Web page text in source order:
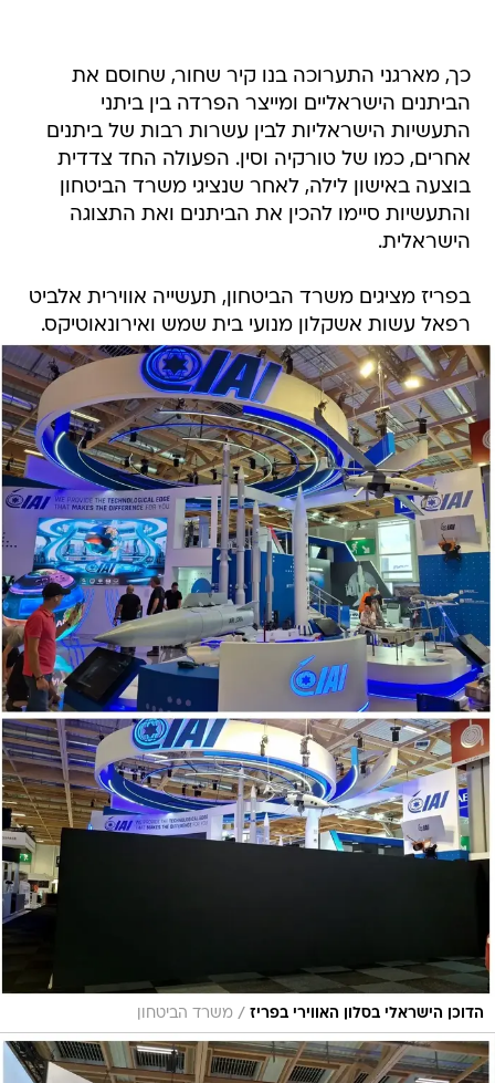
כך, מארגני התערוכה בנו קיר שחור, שחוסם את
הביתנים הישראליים ומייצר הפרדה בין ביתני
התעשיות הישראליות לבין עשרות רבות של ביתנים
אחרים, כמו של טורקיה וסין. הפעולה החד צדדית
בוצעה באישון לילה, לאחר שנציגי משרד הביטחון
והתעשיות סיימו להכין את הביתנים ואת התצוגה
הישראלית.
בפריז מציגים משרד הביטחון, תעשייה אווירית אלביט
רפאל עשות אשקלון מנועי בית שמש ואירונאוטיקס.
הדוכן הישראלי בסלון האווירי בפריז / משרד הביטחון